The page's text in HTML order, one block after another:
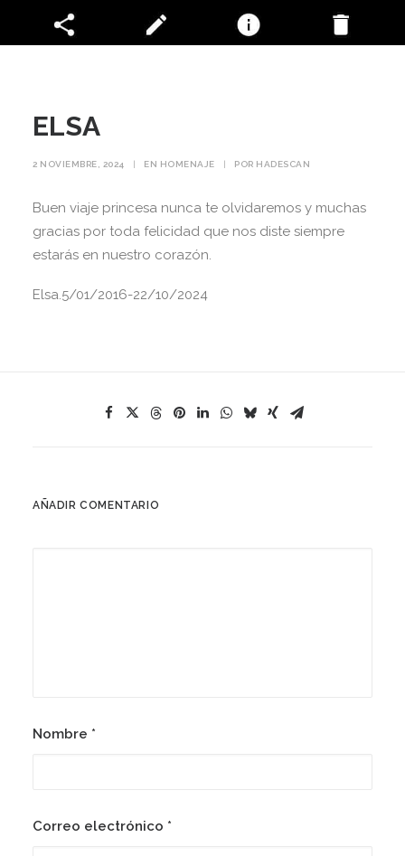
ELSA
2 NOVIEMBRE, 2024 | EN HOMENAJE | POR HADESCAN
Buen viaje princesa nunca te olvidaremos y muchas
gracias por toda felicidad que nos diste siempre
estarás en nuestro corazón.
Elsa.5/01/2016-22/10/2024
AÑADIR COMENTARIO
Nombre *
Correo electrónico *